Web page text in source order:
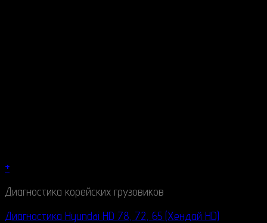
+
Диагностика корейских грузовиков
Диагностика Hyundai HD 78, 72, 65 (Хендай HD)